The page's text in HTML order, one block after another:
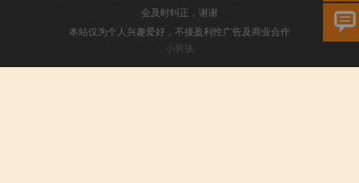
会及时纠正，谢谢
本站仅为个人兴趣爱好，不接盈利性广告及商业合作
小男孩